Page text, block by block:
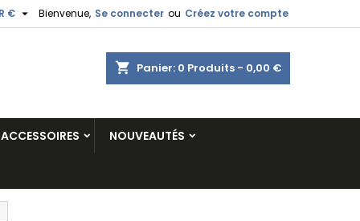
Bienvenue, Se connecter ou Créez votre compte
€ 
shopping_cart Panier: 0 Produits - 0,00 €
ACCESSOIRES NOUVEAUTÉS